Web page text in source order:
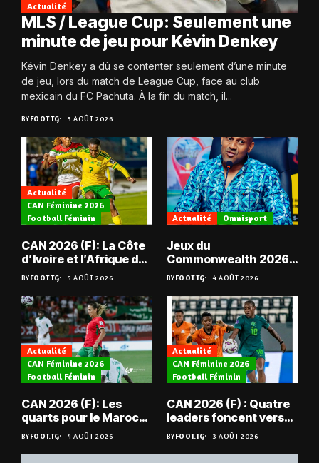
Actualité
MLS / League Cup: Seulement une
minute de jeu pour Kévin Denkey
Kévin Denkey a dû se contenter seulement d’une minute
de jeu, lors du match de League Cup, face au club
mexicain du FC Pachuta. À la fin du match, il...
BYFOOT.TG 5 AOÛT 2026
Actualité
CAN Féminine 2026
Football Féminin
CAN 2026 (F): La Côte
d’Ivoire et l’Afrique du
Sud en quarts
BYFOOT.TG 5 AOÛT 2026
Actualité Omnisport
Jeux du
Commonwealth 2026 :
« Les médailles ne
tombent pas du ciel »,
Benjamin Boukpeti
BYFOOT.TG 4 AOÛT 2026
Actualité
CAN Féminine 2026
Football Féminin
CAN 2026 (F): Les
quarts pour le Maroc
et l’Algérie
BYFOOT.TG 4 AOÛT 2026
Actualité
CAN Féminine 2026
Football Féminin
CAN 2026 (F) : Quatre
leaders foncent vers
les quarts
BYFOOT.TG 3 AOÛT 2026